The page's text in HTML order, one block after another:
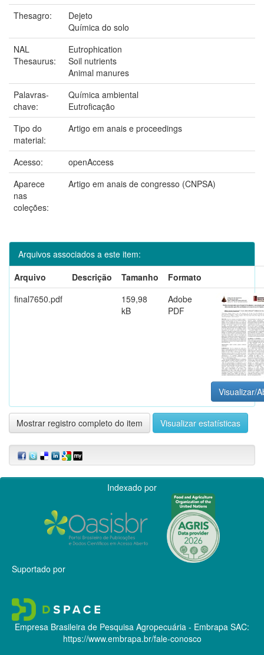
Thesagro:
Dejeto
Química do solo
NAL
Thesaurus:
Eutrophication
Soil nutrients
Animal manures
Palavras-
chave:
Química ambiental
Eutroficação
Tipo do
material:
Artigo em anais e proceedings
Acesso:
openAccess
Aparece
nas
coleções:
Artigo em anais de congresso (CNPSA)
Arquivos associados a este item:
Arquivo
Descrição Tamanho
Formato
final7650.pdf
159,98
kB
Adobe
PDF
Visualizar/
Mostrar registro completo do item Visualizar estatísticas
Indexado por
Suportado por
Empresa Brasileira de Pesquisa Agropecuária - Embrapa SAC:
https://www.embrapa.br/fale-conosco